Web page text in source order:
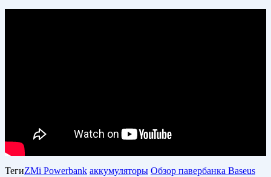
ТегиZMi Powerbank аккумуляторы Обзор павербанка Baseus